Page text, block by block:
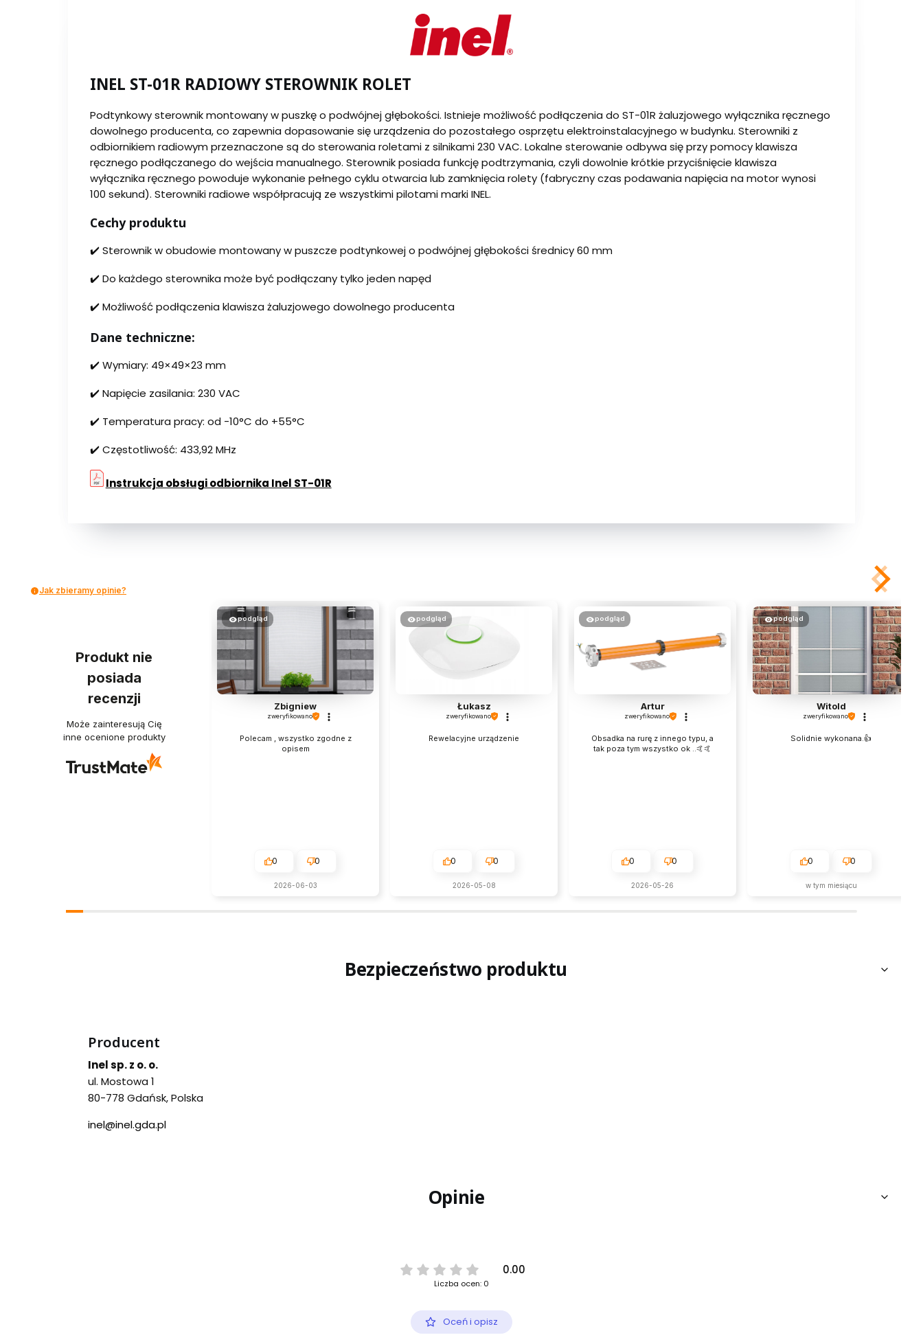
INEL ST-01R RADIOWY STEROWNIK ROLET
Podtynkowy sterownik montowany w puszkę o podwójnej głębokości. Istnieje możliwość podłączenia do ST-01R żaluzjowego wyłącznika ręcznego
dowolnego producenta, co zapewnia dopasowanie się urządzenia do pozostałego osprzętu elektroinstalacyjnego w budynku. Sterowniki z
odbiornikiem radiowym przeznaczone są do sterowania roletami z silnikami 230 VAC. Lokalne sterowanie odbywa się przy pomocy klawisza
ręcznego podłączanego do wejścia manualnego. Sterownik posiada funkcję podtrzymania, czyli dowolnie krótkie przyciśnięcie klawisza
wyłącznika ręcznego powoduje wykonanie pełnego cyklu otwarcia lub zamknięcia rolety (fabryczny czas podawania napięcia na motor wynosi
100 sekund). Sterowniki radiowe współpracują ze wszystkimi pilotami marki INEL.
Cechy produktu
✔️ Sterownik w obudowie montowany w puszcze podtynkowej o podwójnej głębokości średnicy 60 mm
✔️ Do każdego sterownika może być podłączany tylko jeden napęd
✔️ Możliwość podłączenia klawisza żaluzjowego dowolnego producenta
Dane techniczne:
✔️ Wymiary: 49×49×23 mm
✔️ Napięcie zasilania: 230 VAC
✔️ Temperatura pracy: od -10°C do +55°C
✔️ Częstotliwość: 433,92 MHz
Instrukcja obsługi odbiornika Inel ST-01R
Jak zbieramy opinie?
Produkt nie
posiada
recenzji
Może zainteresują Cię
inne ocenione produkty
podgląd
Zbigniew
zweryfikowano
Polecam , wszystko zgodne z
opisem
0 0
2026-06-03
podgląd
Łukasz
zweryfikowano
Rewelacyjne urządzenie
0 0
2026-05-08
podgląd
Artur
zweryfikowano
Obsadka na rurę z innego typu, a
tak poza tym wszystko ok ..🤙🤙
0 0
2026-05-26
podgląd
Witold
zweryfikowano
Solidnie wykonana.👍️
0 0
w tym miesiącu
Bezpieczeństwo produktu
Producent
Inel sp. z o. o.
ul. Mostowa 1
80-778 Gdańsk, Polska
inel@inel.gda.pl
Opinie
0.00
Liczba ocen: 0
Oceń i opisz